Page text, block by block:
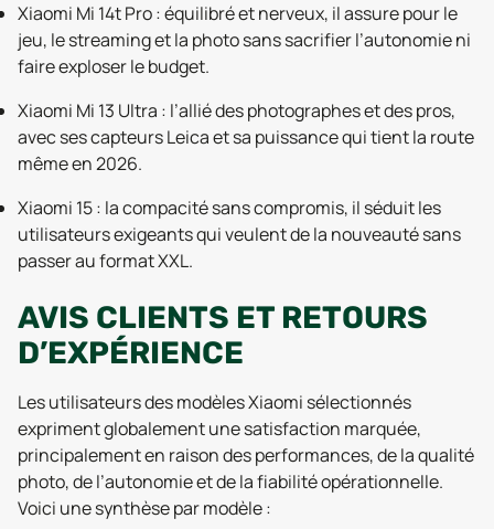
Xiaomi Mi 14t Pro : équilibré et nerveux, il assure pour le
jeu, le streaming et la photo sans sacrifier l’autonomie ni
faire exploser le budget.
Xiaomi Mi 13 Ultra : l’allié des photographes et des pros,
avec ses capteurs Leica et sa puissance qui tient la route
même en 2026.
Xiaomi 15 : la compacité sans compromis, il séduit les
utilisateurs exigeants qui veulent de la nouveauté sans
passer au format XXL.
AVIS CLIENTS ET RETOURS
D’EXPÉRIENCE
Les utilisateurs des modèles Xiaomi sélectionnés
expriment globalement une satisfaction marquée,
principalement en raison des performances, de la qualité
photo, de l’autonomie et de la fiabilité opérationnelle.
Voici une synthèse par modèle :